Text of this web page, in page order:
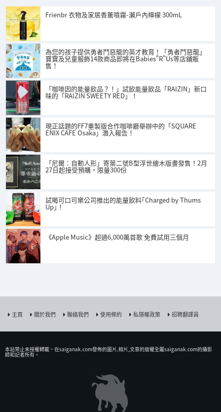
Frienbr 衣物及家居香薰噴霧-瀨戶內檸檬 300mL
為您的孩子提供勇者鬥惡龍的英才教育！「勇者鬥惡龍」
寶寶及兒童服飾14款商品即將在Babies"R"Us等店鋪販
售！
「咖啡因的能量飲品？！」試飲能量飲品「RAIZIN」新口
味的「RAIZIN SWEETY RED」！
現正話題的FF7重製版合作咖啡廳舉辦中的「SQUARE
ENIX CAFE Osaka」潛入報告！
「尼爾：自動人形」寄葉二號B型浮世繪木版畫發售！2月
27日起接受預購，限量300份
試喝可口可樂公司推出的能量飲料｢Charged by Thums
Up｣！
《Apple Music》超過6,000萬首歌 免費試用三個月
主頁 關於我們 聯絡我們 使用條約 私隱權政策 招聘翻譯員
本站禁止未授權𨍭載。在saiganak.com發佈的圖片,相片,文章的版權全屬saiganak.com的攝影
師和記者所有。